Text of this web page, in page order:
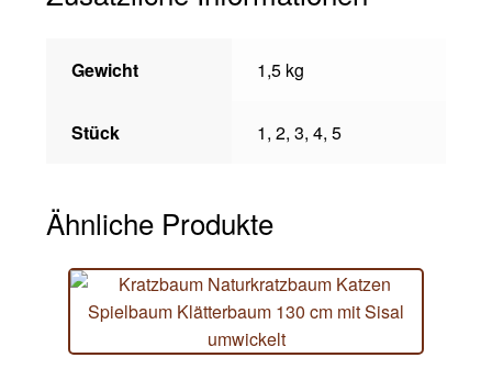
Gewicht 1,5 kg
Stück 1, 2, 3, 4, 5
Ähnliche Produkte